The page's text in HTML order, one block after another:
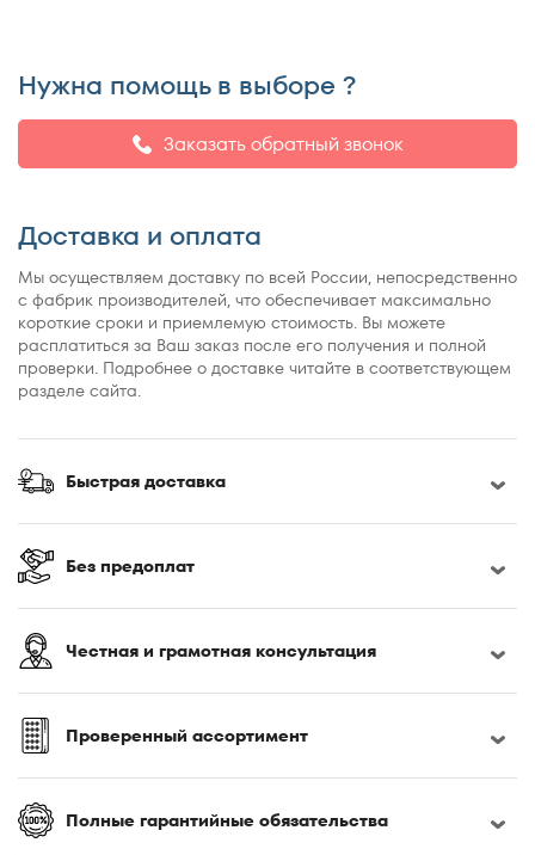
155x200
160x180
160x186
160x195
160x200
160x210
160x220
165x200
170x190
170x200
180x190
180x210
180x220
185x200
190x200
200x190
200x195
200x200
200x210
Нужна помощь в выборе ?
Заказать обратный звонок
Доставка и оплата
Мы осуществляем доставку по всей России, непосредственно
с фабрик производителей, что обеспечивает максимально
короткие сроки и приемлемую стоимость. Вы можете
расплатиться за Ваш заказ после его получения и полной
проверки. Подробнее о доставке читайте в соответствующем
разделе сайта.
Быстрая доставка
Без предоплат
Честная и грамотная консультация
Проверенный ассортимент
Полные гарантийные обязательства